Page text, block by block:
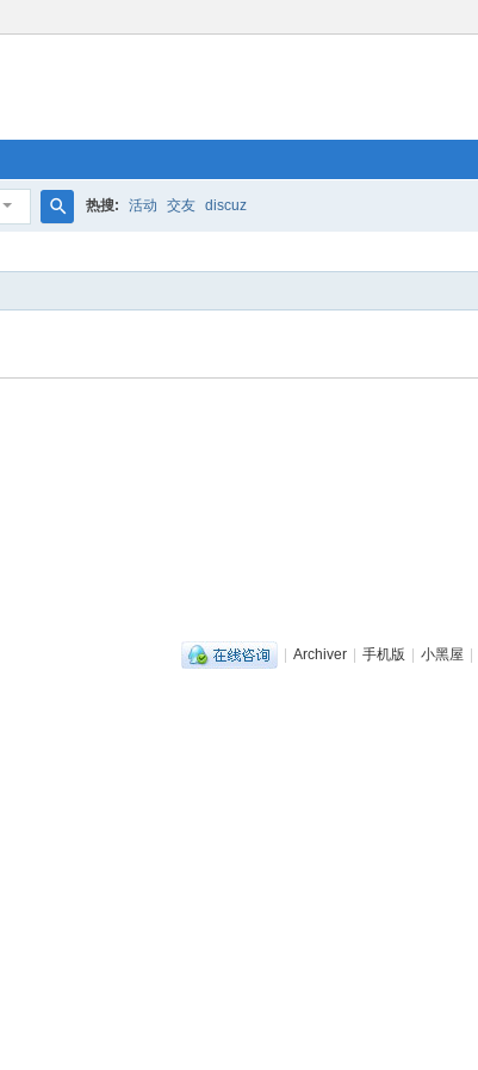
索
热搜: 活动 交友 discuz
| Archiver | 手机版 | 小黑屋 |